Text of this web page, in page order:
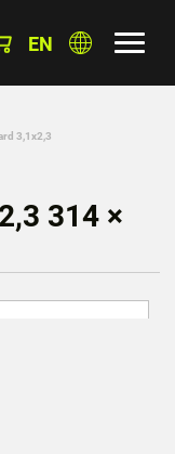
EN
3,1x2,3
314 ×